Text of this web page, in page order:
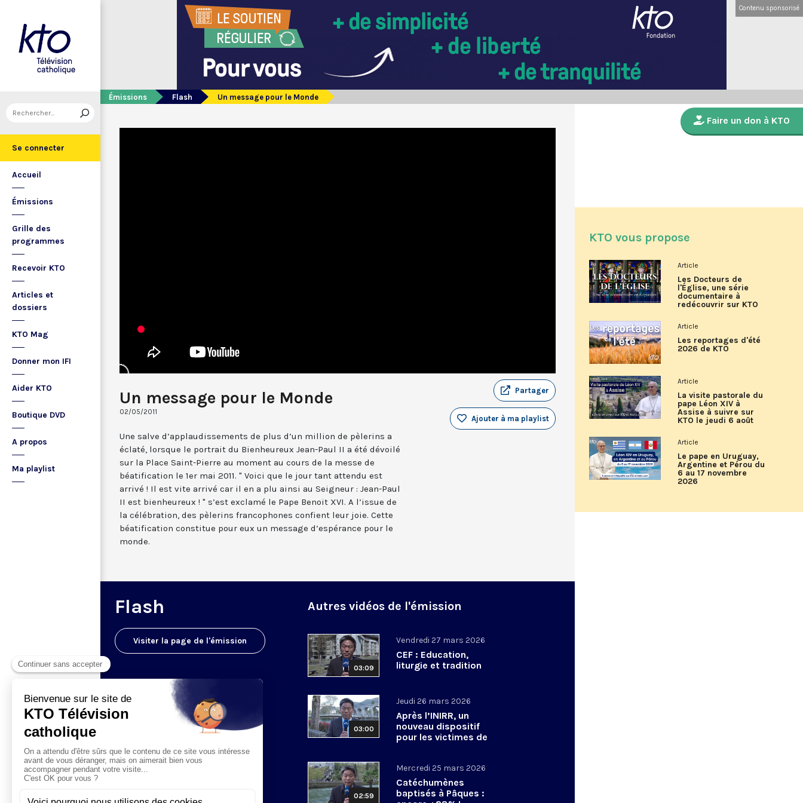
Se connecter
Accueil
Émissions
Grille des
programmes
Recevoir KTO
Articles et
dossiers
KTO Mag
Donner mon IFI
Aider KTO
Boutique DVD
A propos
Ma playlist
Contenu sponsorisé
Émissions Flash Un message pour le Monde
Un message pour le Monde
02/05/2011
Partager
Ajouter à ma playlist
Une salve d’applaudissements de plus d’un million de pèlerins a
éclaté, lorsque le portrait du Bienheureux Jean-Paul II a été dévoilé
sur la Place Saint-Pierre au moment au cours de la messe de
béatification le 1er mai 2011. " Voici que le jour tant attendu est
arrivé ! Il est vite arrivé car il en a plu ainsi au Seigneur : Jean-Paul
II est bienheureux ! " s’est exclamé le Pape Benoit XVI. A l’issue de
la célébration, des pèlerins francophones confient leur joie. Cette
béatification constitue pour eux un message d’espérance pour le
monde.
Flash
Visiter la page de l'émission
Autres vidéos de l'émission
03:09
Vendredi 27 mars 2026
CEF : Education,
liturgie et tradition
03:00
Jeudi 26 mars 2026
Après l’INIRR, un
nouveau dispositif
pour les victimes de
02:59
Mercredi 25 mars 2026
Catéchumènes
baptisés à Pâques :
Faire un don à KTO
KTO vous propose
Article
Les Docteurs de
l'Église, une série
documentaire à
redécouvrir sur KTO
Article
Les reportages d'été
2026 de KTO
Article
La visite pastorale du
pape Léon XIV à
Assise à suivre sur
KTO le jeudi 6 août
Article
Le pape en Uruguay,
Argentine et Pérou du
6 au 17 novembre
2026